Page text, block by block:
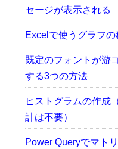
セージが表示される
Excelで使うグラフ
既定のフォントが游
する3つの方法
ヒストグラムの作成
計は不要）
Power Queryでマト